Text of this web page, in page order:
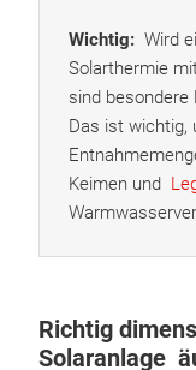
Wichtig: Wird
Solarthermie
sind besondere
Das ist wichtig,
Keimen und
Richtig
Solaranlage